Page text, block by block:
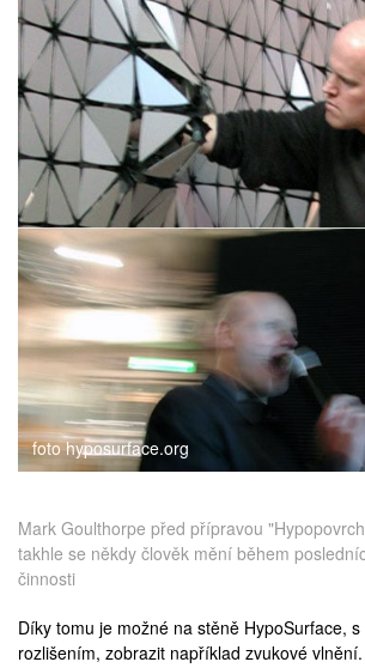
foto hyposurface.org
Mark Goulthorpe před přípravou
takhle se někdy člověk mění během
činnosti
Díky tomu je možné na stěně HypoSurface,
rozlišením, zobrazit například zvukové vlnění.